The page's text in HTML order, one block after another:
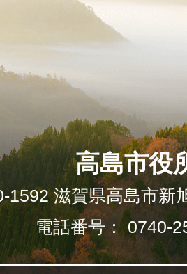
高島市役
1592 滋賀県高島市新
電話番号： 0740-